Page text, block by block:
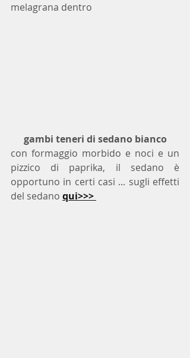
melagrana dentro
gambi teneri di sedano bianco
con formaggio morbido e noci e un
pizzico di paprika, il sedano è
opportuno in certi casi ... sugli effetti
del sedano qui>>>